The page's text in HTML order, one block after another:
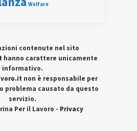
Welfare
contenute nel sito
hanno carattere unicamente
informativo.
non è responsabile per
problema causato da questo
servizio.
Per il Lavoro - Privacy